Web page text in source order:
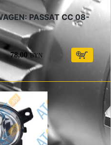
PASSAT CC 08-
78,00 BYN